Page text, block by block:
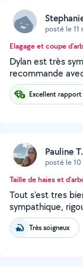
posté le 11
Elagage et coupe
Dylan est très
recommande
Excellent
Pauline T.
posté le
Taille de haies et
Tout s'est tres
sympathique,
Très soigneux